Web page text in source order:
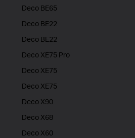
Deco BE65
Deco BE22
Deco BE22
Deco XE75 Pro
Deco XE75
Deco XE75
Deco X90
Deco X68
Deco X60